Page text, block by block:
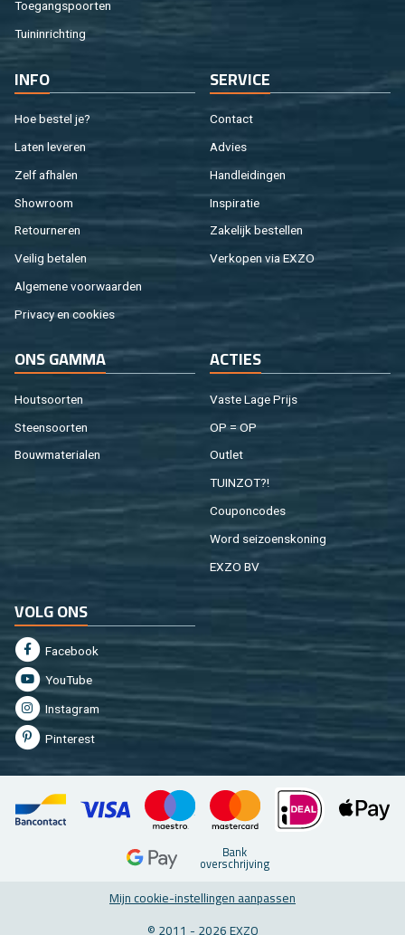
Toe­gangs­poor­ten
Tuin­in­rich­ting
INFO
Hoe be­stel je?
Laten le­ve­ren
Zelf af­ha­len
Show­room
Re­tour­ne­ren
Vei­lig be­ta­len
Al­ge­me­ne voor­waar­den
Pri­va­cy en coo­kies
SER­VI­CE
Con­tact
Ad­vies
Hand­lei­din­gen
In­spi­ra­tie
Za­ke­lijk be­stel­len
Ver­ko­pen via EXZO
ONS GAMMA
Hout­soor­ten
Steen­soor­ten
Bouw­ma­te­ri­a­len
AC­TIES
Vaste Lage Prijs
OP = OP
Out­let
TUIN­ZOT?!
Cou­pon­co­des
Word sei­zoens­ko­ning
EXZO BV
VOLG ONS
Fa­cebook
You­Tu­be
In­st­agram
Pin­te­rest
Bank
over­schrij­ving
Mijn coo­kie-in­stel­lin­gen aan­pas­sen